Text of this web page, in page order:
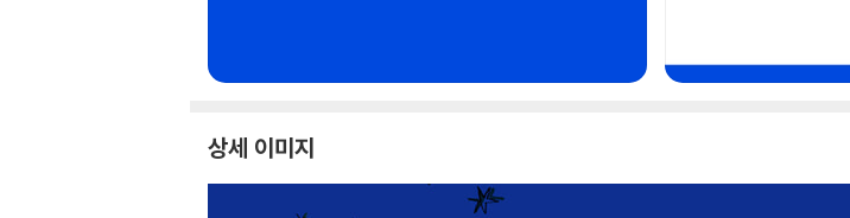
상세 이미지